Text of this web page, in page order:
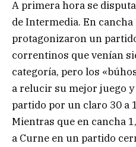
A primera hora se
de Intermedia. En
protagonizaron un
correntinos que venían
categoría, pero los
a relucir su mejor juego
partido por un claro 30 a
Mientras que en cancha
a Curne en un partido